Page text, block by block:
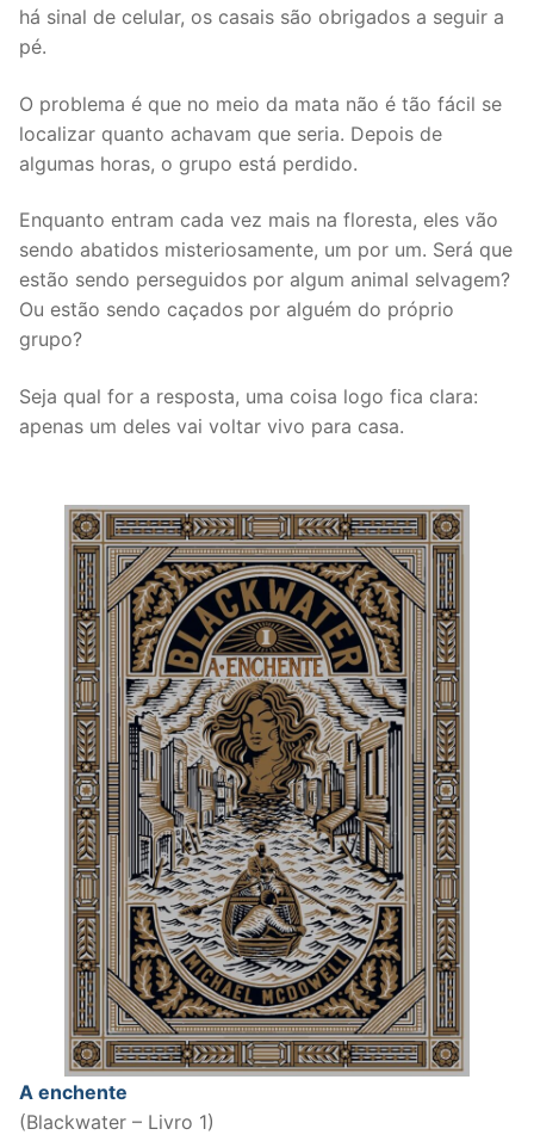
há sinal de celular, os casais são obrigados a seguir a
pé.
O problema é que no meio da mata não é tão fácil se
localizar quanto achavam que seria. Depois de
algumas horas, o grupo está perdido.
Enquanto entram cada vez mais na floresta, eles vão
sendo abatidos misteriosamente, um por um. Será que
estão sendo perseguidos por algum animal selvagem?
Ou estão sendo caçados por alguém do próprio
grupo?
Seja qual for a resposta, uma coisa logo fica clara:
apenas um deles vai voltar vivo para casa.
A enchente
(Blackwater – Livro 1)